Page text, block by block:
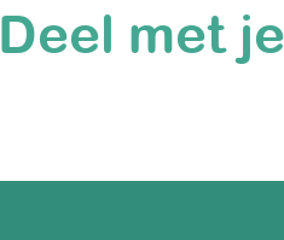
Deel met